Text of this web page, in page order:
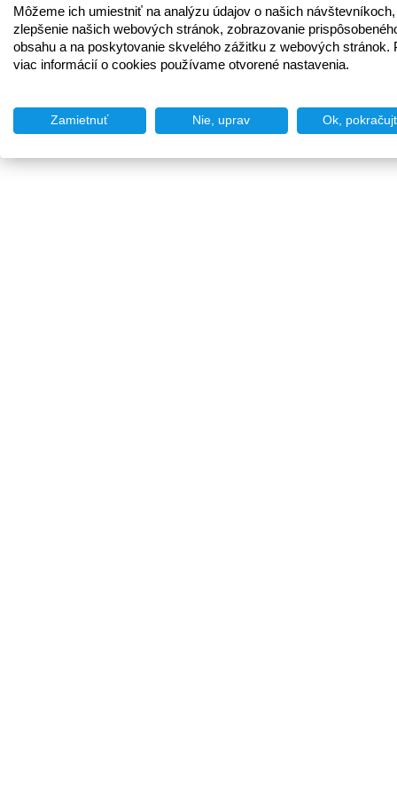
Môžeme ich umiestniť na analýzu údajov o našich
zlepšenie našich webových stránok, zobrazovanie
obsahu a na poskytovanie skvelého zážitku z webových stránok.
viac informácií o cookies používame otvorené nastavenia.
Zamietnuť Nie, uprav Ok,